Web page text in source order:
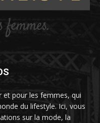
et pour les femmes, qui
du lifestyle. Ici, vous
sur la mode, la